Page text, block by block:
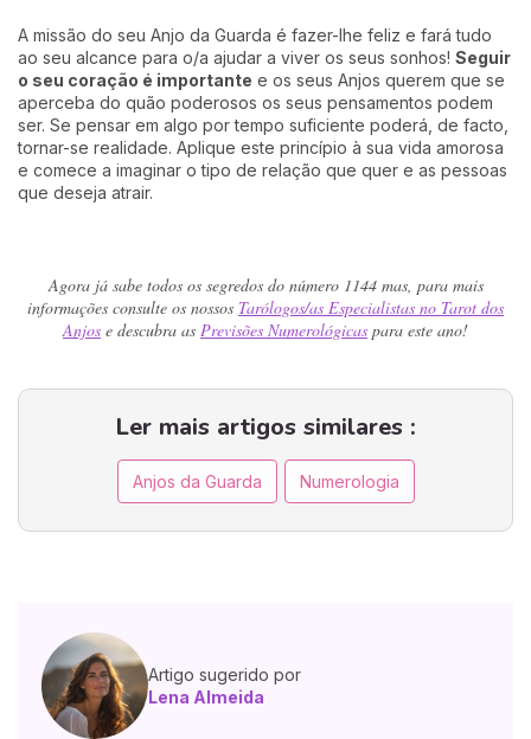
A missão do seu Anjo da Guarda é fazer-lhe feliz e fará tudo
ao seu alcance para o/a ajudar a viver os seus sonhos! Seguir
o seu coração é importante e os seus Anjos querem que se
aperceba do quão poderosos os seus pensamentos podem
ser. Se pensar em algo por tempo suficiente poderá, de facto,
tornar-se realidade. Aplique este princípio à sua vida amorosa
e comece a imaginar o tipo de relação que quer e as pessoas
que deseja atrair.
Agora já sabe todos os segredos do número 1144 mas, para mais
informações consulte os nossos Tarólogos/as Especialistas no Tarot dos
Anjos e descubra as Previsões Numerológicas para este ano!
Ler mais artigos similares :
Anjos da Guarda Numerologia
Artigo sugerido por
Lena Almeida